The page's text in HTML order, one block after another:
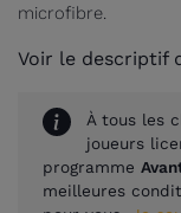
microfibre.
Voir le descriptif
À tous les
joueurs
programme
meilleures